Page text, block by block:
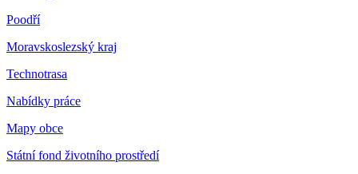
Poodří
Moravskoslezský kraj
Technotrasa
Nabídky práce
Mapy obce
Státní fond životního prostředí